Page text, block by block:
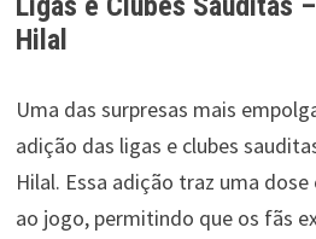
Hilal
Uma das surpresas mais
adição das ligas e clubes
Hilal. Essa adição traz uma
ao jogo, permitindo que os fãs